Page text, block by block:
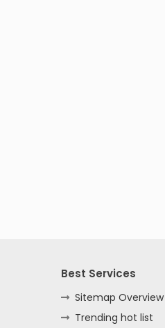
Best Services
Sitemap Overview
Trending hot list